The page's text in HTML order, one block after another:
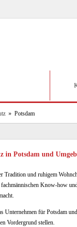
» Potsdam
in Potsdam und
Tradition und ruhigem
Know-how
Unternehmen für Potsdam
Vordergrund stellen.